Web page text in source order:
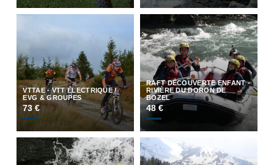
VTTAE - VTT ÉLECTRIQUE /
EVG & GROUPES
73 €
RAFT DÉCOUVERTE ENFANT -
RIVIÈRE DU DORON DE
BOZEL
48 €